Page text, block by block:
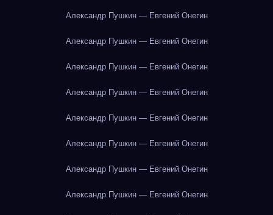
Александр Пушкин — Евгений Онегин
Александр Пушкин — Евгений Онегин
Александр Пушкин — Евгений Онегин
Александр Пушкин — Евгений Онегин
Александр Пушкин — Евгений Онегин
Александр Пушкин — Евгений Онегин
Александр Пушкин — Евгений Онегин
Александр Пушкин — Евгений Онегин